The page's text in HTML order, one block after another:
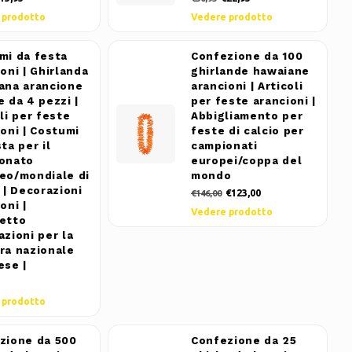
prodotto Vedere prodotto
da festa
| Ghirlanda
arancione
da 4 pezzi |
per feste
| Costumi
per il
mondiale di
Decorazioni
|
per la
nazionale
|
prodotto
Confezione da 100
ghirlande hawaiane
arancioni | Articoli
per feste arancioni |
Abbigliamento per
feste di calcio per
campionati
europei/coppa del
mondo
€146,00 €123,00
Vedere prodotto
da 500
Confezione da 25